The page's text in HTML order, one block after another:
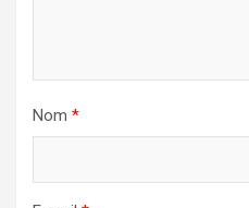
Nom *